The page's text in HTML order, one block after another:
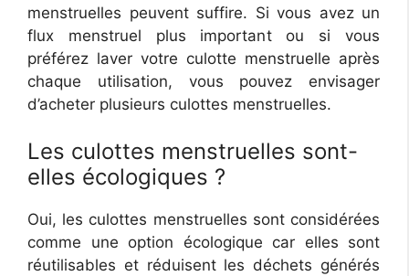
menstruelles peuvent suffire. Si vous avez un
flux menstruel plus important ou si vous
préférez laver votre culotte menstruelle après
chaque utilisation, vous pouvez envisager
d’acheter plusieurs culottes menstruelles.
Les culottes menstruelles sont-
elles écologiques ?
Oui, les culottes menstruelles sont considérées
comme une option écologique car elles sont
réutilisables et réduisent les déchets générés